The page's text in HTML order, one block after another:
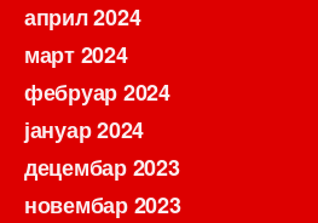
април 2024
март 2024
фебруар 2024
јануар 2024
децембар 2023
новембар 2023